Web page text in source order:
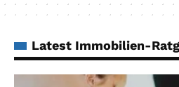
Latest Immobilien-